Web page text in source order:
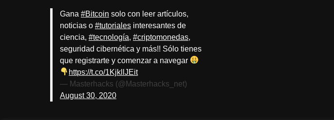
Gana #Bitcoin solo con leer artículos,
noticias o #tutoriales interesantes de
ciencia, #tecnología, #criptomonedas,
seguridad cibernética y más!! Sólo tienes
que registrarte y comenzar a navegar
https://t.co/1KjkllJEit
— Masterhacks (@Masterhacks_net)
August 30, 2020